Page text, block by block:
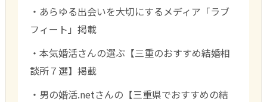
・あらゆる出会いを大切にするメディア「ラブ
フィート」掲載
・本気婚活さんの選ぶ【三重のおすすめ結婚相
談所７選】掲載
・男の婚活.netさんの【三重県でおすすめの結